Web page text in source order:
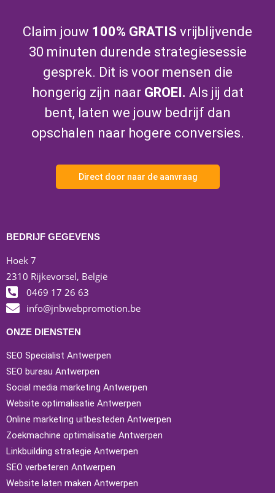
Claim jouw 100% GRATIS vrijblijvende
30 minuten durende strategiesessie
gesprek. Dit is voor mensen die
hongerig zijn naar GROEI. Als jij dat
bent, laten we jouw bedrijf dan
opschalen naar hogere conversies.
Direct door naar de aanvraag
BEDRIJF GEGEVENS
Hoek 7
2310 Rijkevorsel, België
0469 17 26 63
info@jnbwebpromotion.be
ONZE DIENSTEN
SEO Specialist Antwerpen
SEO bureau Antwerpen
Social media marketing Antwerpen
Website optimalisatie Antwerpen
Online marketing uitbesteden Antwerpen
Zoekmachine optimalisatie Antwerpen
Linkbuilding strategie Antwerpen
SEO verbeteren Antwerpen
Website laten maken Antwerpen